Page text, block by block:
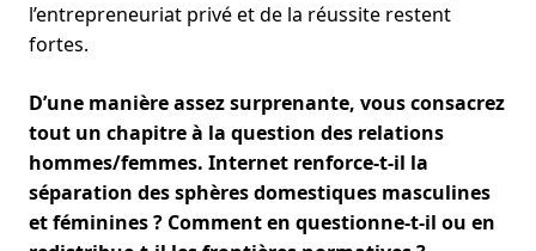
l’entrepreneuriat privé et de la réussite restent
fortes.
D’une manière assez surprenante, vous consacrez
tout un chapitre à la question des relations
hommes/femmes. Internet renforce-t-il la
séparation des sphères domestiques masculines
et féminines ? Comment en questionne-t-il ou en